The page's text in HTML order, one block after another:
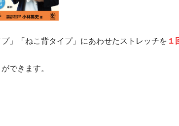
」「ねこ背タイプ」にあわせたストレッチを １
できます。